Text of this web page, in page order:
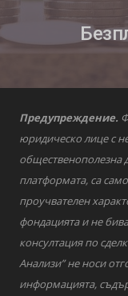
Предупреждение.
юридическо лице с
общественополезна
платформата, са
проучвателен
фондацията и не
консултация по
Анализи” не носи
информацията,